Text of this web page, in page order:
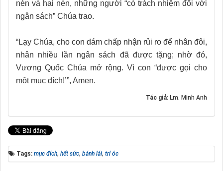
nén và hai nén, những người “có trách nhiệm đối với
ngân sách” Chúa trao.
“Lạy Chúa, cho con dám chấp nhận rủi ro để nhân đôi,
nhân nhiều lần ngân sách đã được tặng; nhờ đó,
Vương Quốc Chúa mở rộng. Vì con “được gọi cho
một mục đích!’”, Amen.
Tác giả: Lm. Minh Anh
Tags: mục đích, hết sức, bánh lái, trí óc